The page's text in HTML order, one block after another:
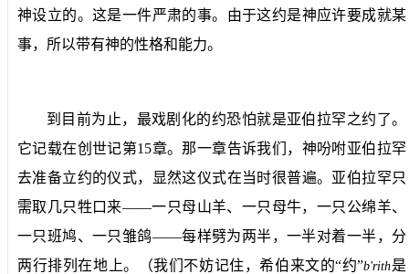
神设立的。这是一件严肃的事。由于这约是神应许要成就某
事，所以带有神的性格和能力。
到目前为止，最戏剧化的约恐怕就是亚伯拉罕之约了。
它记载在创世记第15章。那一章告诉我们，神吩咐亚伯拉罕
去准备立约的仪式，显然这仪式在当时很普遍。亚伯拉罕只
需取几只牲口来——一只母山羊、一只母牛，一只公绵羊、
一只班鸠、一只雏鸽——每样劈为两半，一半对着一半，分
两行排列在地上。（我们不妨记住，希伯来文的“约”b'rith是